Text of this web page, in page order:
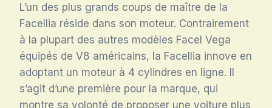
L’un des plus grands coups de maître de la
Facellia réside dans son moteur. Contrairement
à la plupart des autres modèles Facel Vega
équipés de V8 américains, la Facellia innove en
adoptant un moteur à 4 cylindres en ligne. Il
s’agit d’une première pour la marque, qui
montre sa volonté de proposer une voiture plus